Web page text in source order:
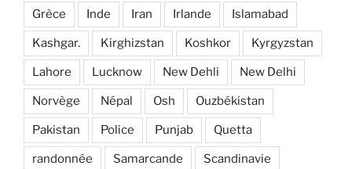
Grèce Inde Iran Irlande Islamabad
Kashgar. Kirghizstan Koshkor Kyrgyzstan
Lahore Lucknow New Dehli New Delhi
Norvège Népal Osh Ouzbékistan
Pakistan Police Punjab Quetta
randonnée Samarcande Scandinavie